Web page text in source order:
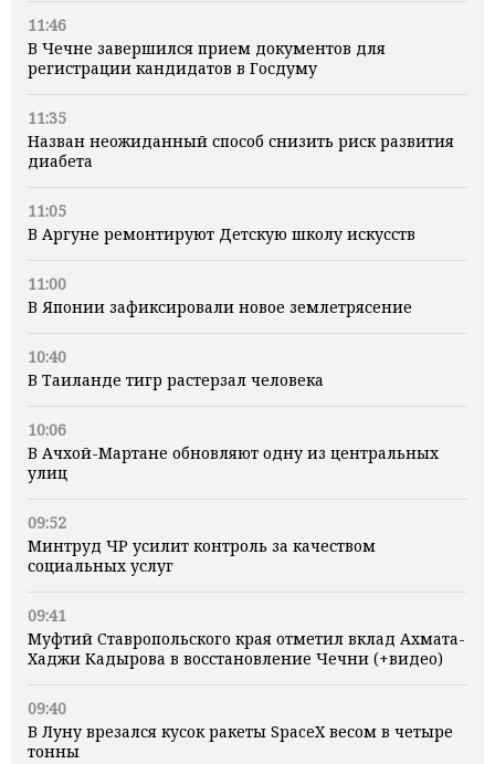
11:46
В Чечне завершился прием документов для
регистрации кандидатов в Госдуму
11:35
Назван неожиданный способ снизить риск развития
диабета
11:05
В Аргуне ремонтируют Детскую школу искусств
11:00
В Японии зафиксировали новое землетрясение
10:40
В Таиланде тигр растерзал человека
10:06
В Ачхой-Мартане обновляют одну из центральных
улиц
09:52
Минтруд ЧР усилит контроль за качеством
социальных услуг
09:41
Муфтий Ставропольского края отметил вклад Ахмата-
Хаджи Кадырова в восстановление Чечни (+видео)
09:40
В Луну врезался кусок ракеты SpaceX весом в четыре
тонны